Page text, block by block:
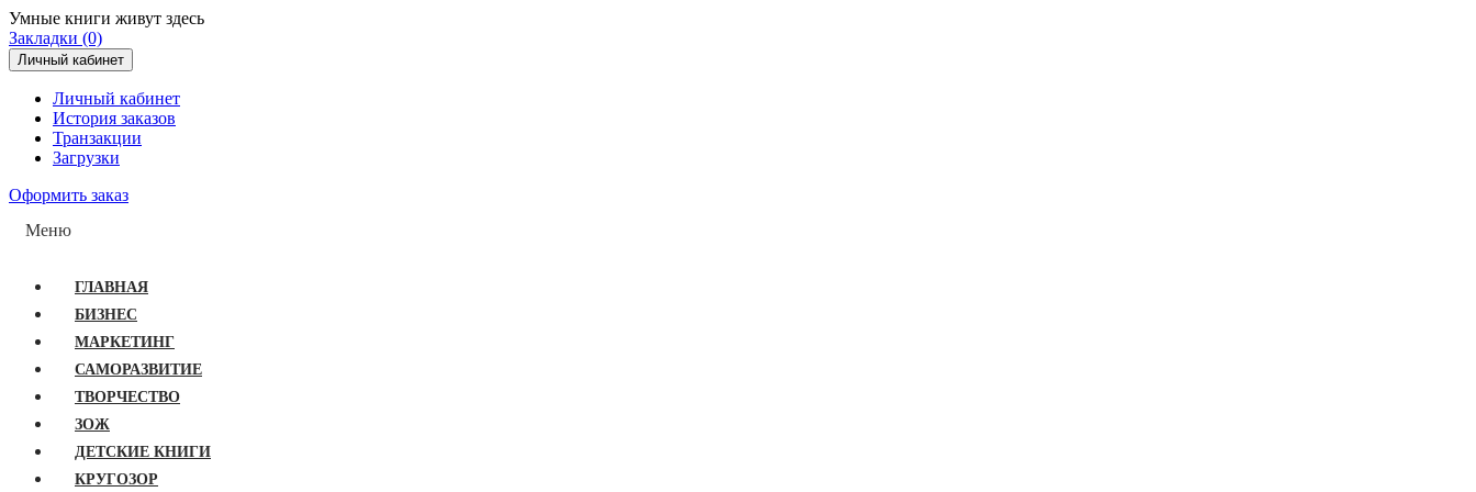
Умные книги живут здесь
Закладки (0)
Личный кабинет
Личный кабинет
История заказов
Транзакции
Загрузки
Оформить заказ
Меню
ГЛАВНАЯ
БИЗНЕС
МАРКЕТИНГ
САМОРАЗВИТИЕ
ТВОРЧЕСТВО
ЗОЖ
ДЕТСКИЕ КНИГИ
КРУГОЗОР